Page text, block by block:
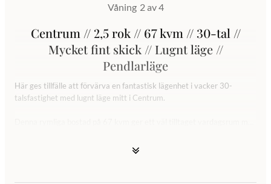
Våning 2 av 4
Centrum // 2,5 rok // 67 kvm // 30-tal //
Mycket fint skick // Lugnt läge //
Pendlarläge
Här ges tillfälle att förvärva en fantastisk lägenhet i vacker 30-
talsfastighet med lugnt läge mitt i Centrum.
möbel. Stort sovrum med mycket bra klädförvaringsutrymmen.
Luftig hall med bra förvaringsutrymmen. Byggåret ger sig tydligt till